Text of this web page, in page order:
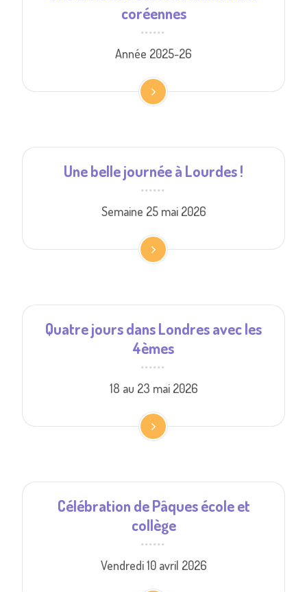
coréennes
Année 2025-26
Une belle journée à Lourdes !
Semaine 25 mai 2026
Quatre jours dans Londres avec les
4èmes
18 au 23 mai 2026
Célébration de Pâques école et
collège
Vendredi 10 avril 2026